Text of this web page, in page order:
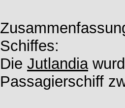
Schiffes:
Die Jutlandia
Passagierschiff